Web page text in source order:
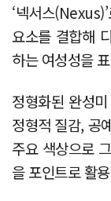
‘넥서스
요소를 결합해
하는 여성성을
정형화된 완성
정형적 질감, 공
주요 색상으로
을 포인트로 활